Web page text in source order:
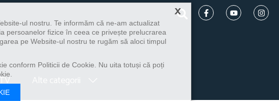
×
ul nostru. Te informăm că ne-am actualizat
persoanelor fizice în ceea ce privește prelucrarea
pe Website-ul nostru te rugăm să aloci timpul
conform Politicii de Cookie. Nu uita totuși că poți